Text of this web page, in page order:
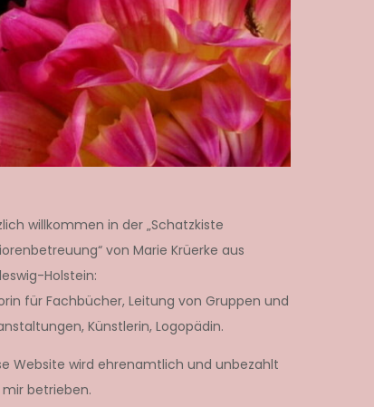
willkommen in der „Schatzkiste
von Marie Krüerke aus
Holstein:
für Fachbücher, Leitung von Gruppen und
Künstlerin, Logopädin.
Website wird ehrenamtlich und unbezahlt
betrieben.